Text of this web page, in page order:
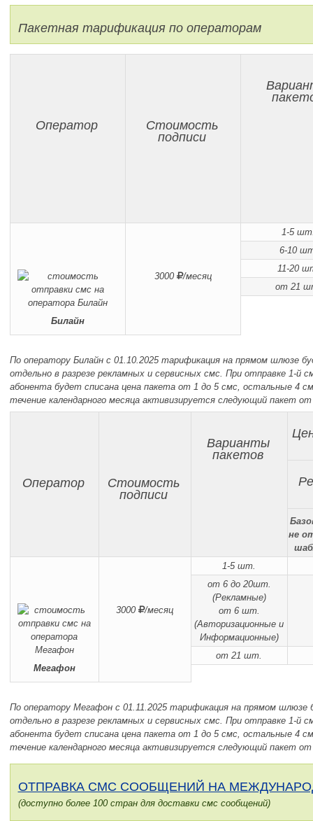
Пакетная тарификация по операторам
Оператор
Стоимость
подписи
Билайн
3000 /месяц
1-5
6-10
11-20
от 21
По оператору Билайн с 01.10.2025 тарификация на прямом шлюзе
отдельно в разрезе рекламных и сервисных смс. При отправке 1-й
абонента будет списана цена пакета от 1 до 5 смс, остальные 4
течение календарного месяца активизируется следующий пакет
Оператор
Стоимость
подписи
Варианты
пакетов
не
Мегафон
3000 /месяц
1-5 шт.
от 6 до 20шт.
(Рекламные)
от 6 шт.
(Авторизационные и
Информационные)
от 21 шт.
По оператору Мегафон с 01.11.2025 тарификация на прямом
отдельно в разрезе рекламных и сервисных смс. При отправке 1-й
абонента будет списана цена пакета от 1 до 5 смс, остальные 4
течение календарного месяца активизируется следующий пакет
ОТПРАВКА СМС СООБЩЕНИЙ НА
(доступно более 100 стран для доставки смс сообщений)